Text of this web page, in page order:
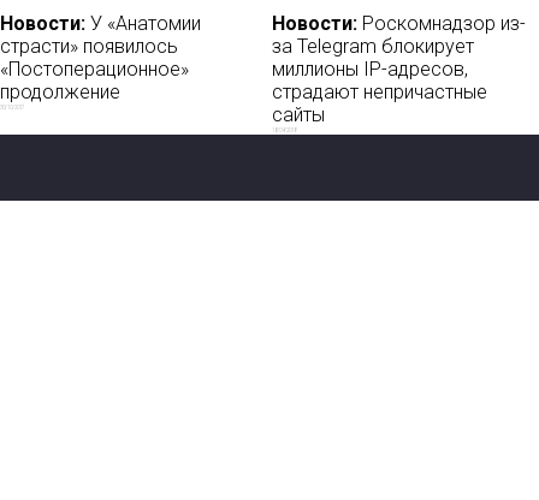
Новости: У «Анатомии
страсти» появилось
«Постоперационное»
продолжение
30/10/2017
Новости: Роскомнадзор из-
за Telegram блокирует
миллионы IP-адресов,
страдают непричастные
сайты
18/04/2018